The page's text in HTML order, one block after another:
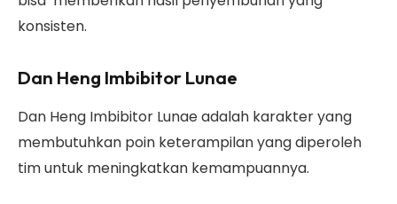
konsisten.
Dan Heng Imbibitor Lunae
Dan Heng Imbibitor Lunae adalah karakter yang
membutuhkan poin keterampilan yang diperoleh
tim untuk meningkatkan kemampuannya.